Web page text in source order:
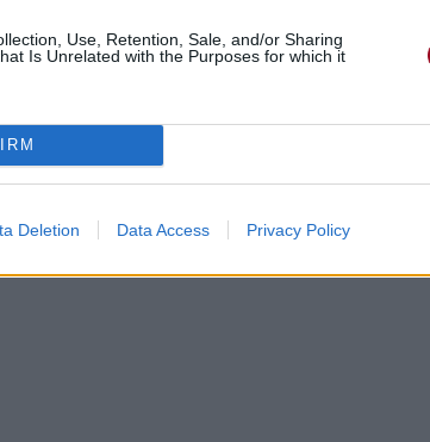
Use, Retention, Sale, and/or Sharing
Is Unrelated with the Purposes for which it
Deletion Data Access Privacy Policy